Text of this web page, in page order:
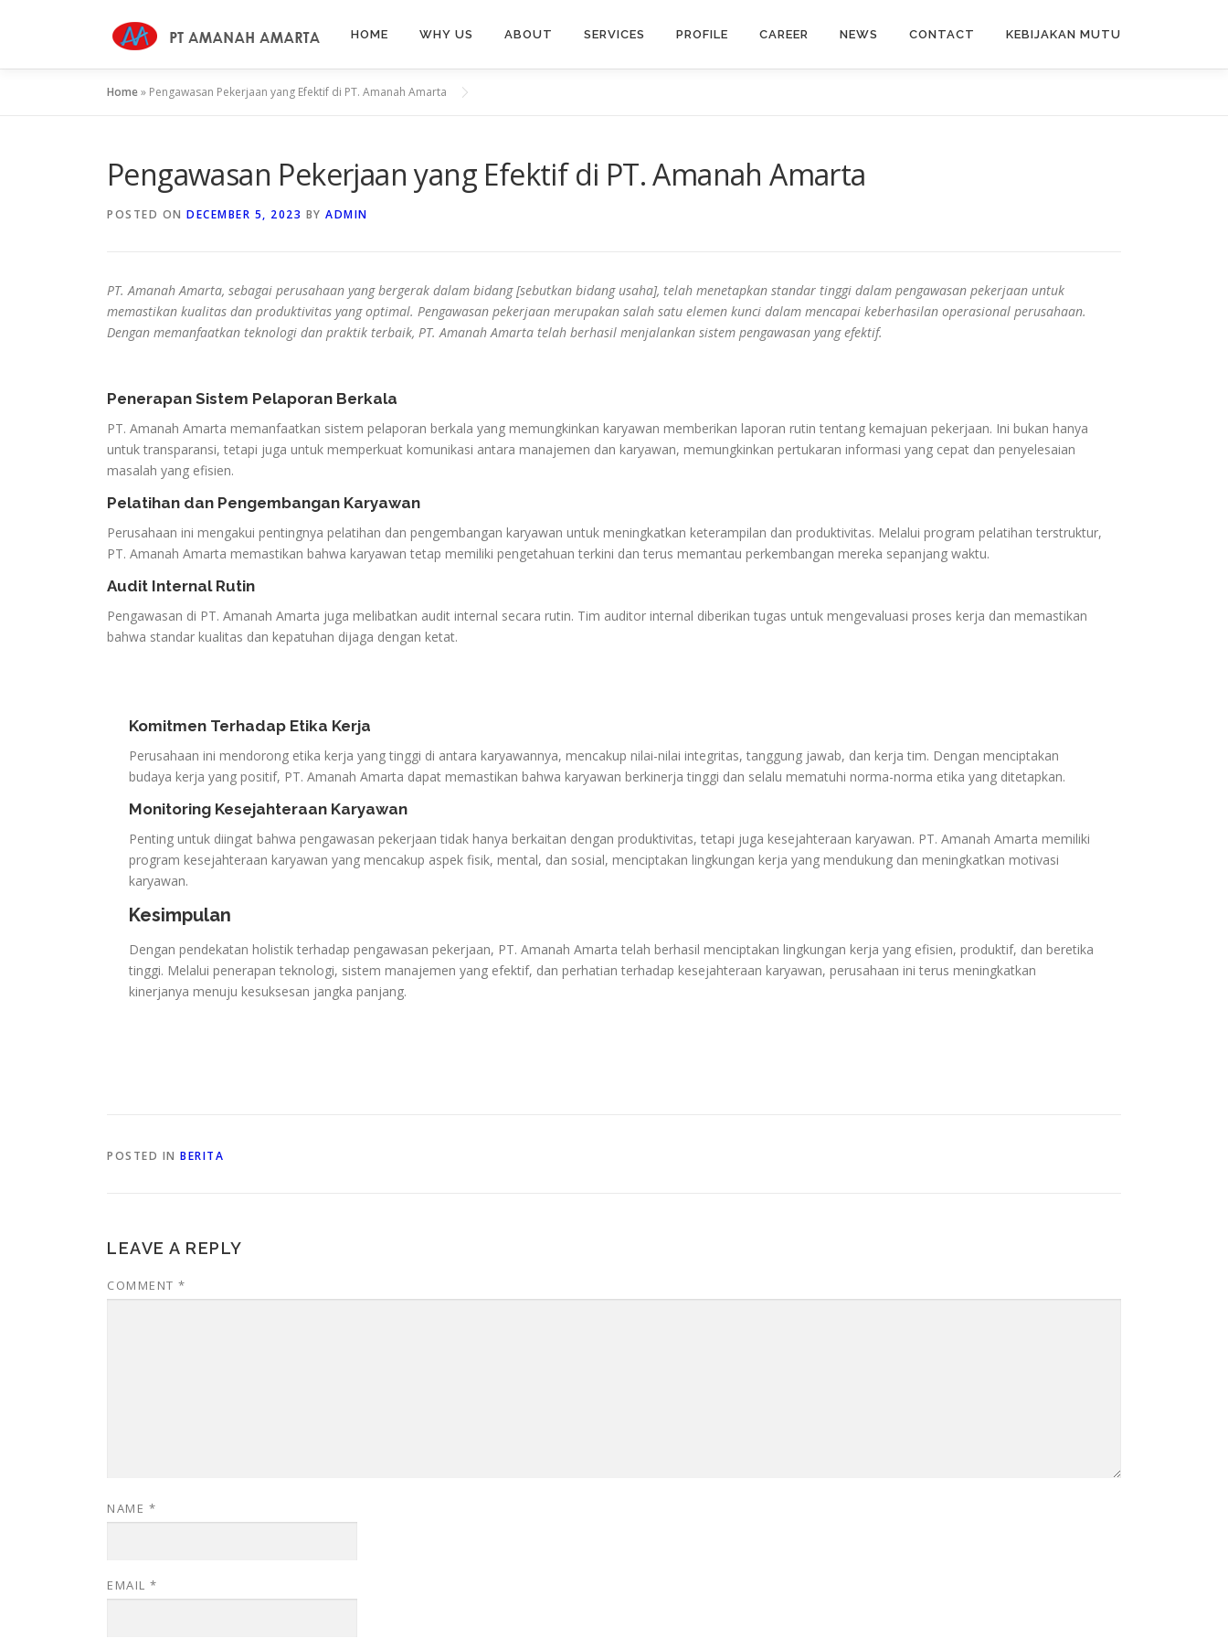
HOME WHY US ABOUT SERVICES PROFILE CAREER NEWS CONTACT KEBIJAKAN MUTU
Home» Pengawasan Pekerjaan yang Efektif di PT. Amanah Amarta
Pengawasan Pekerjaan yang Efektif di PT. Amanah Amarta
POSTED ON DECEMBER 5, 2023 BY ADMIN
PT. Amanah Amarta, sebagai perusahaan yang bergerak dalam bidang [sebutkan bidang usaha], telah menetapkan standar tinggi dalam pengawasan pekerjaan untuk
memastikan kualitas dan produktivitas yang optimal. Pengawasan pekerjaan merupakan salah satu elemen kunci dalam mencapai keberhasilan operasional perusahaan.
Dengan memanfaatkan teknologi dan praktik terbaik, PT. Amanah Amarta telah berhasil menjalankan sistem pengawasan yang efektif.
Penerapan Sistem Pelaporan Berkala
PT. Amanah Amarta memanfaatkan sistem pelaporan berkala yang memungkinkan karyawan memberikan laporan rutin tentang kemajuan pekerjaan. Ini bukan hanya
untuk transparansi, tetapi juga untuk memperkuat komunikasi antara manajemen dan karyawan, memungkinkan pertukaran informasi yang cepat dan penyelesaian
masalah yang efisien.
Pelatihan dan Pengembangan Karyawan
Perusahaan ini mengakui pentingnya pelatihan dan pengembangan karyawan untuk meningkatkan keterampilan dan produktivitas. Melalui program pelatihan terstruktur,
PT. Amanah Amarta memastikan bahwa karyawan tetap memiliki pengetahuan terkini dan terus memantau perkembangan mereka sepanjang waktu.
Audit Internal Rutin
Pengawasan di PT. Amanah Amarta juga melibatkan audit internal secara rutin. Tim auditor internal diberikan tugas untuk mengevaluasi proses kerja dan memastikan
bahwa standar kualitas dan kepatuhan dijaga dengan ketat.
Komitmen Terhadap Etika Kerja
Perusahaan ini mendorong etika kerja yang tinggi di antara karyawannya, mencakup nilai-nilai integritas, tanggung jawab, dan kerja tim. Dengan menciptakan
budaya kerja yang positif, PT. Amanah Amarta dapat memastikan bahwa karyawan berkinerja tinggi dan selalu mematuhi norma-norma etika yang ditetapkan.
Monitoring Kesejahteraan Karyawan
Penting untuk diingat bahwa pengawasan pekerjaan tidak hanya berkaitan dengan produktivitas, tetapi juga kesejahteraan karyawan. PT. Amanah Amarta memiliki
program kesejahteraan karyawan yang mencakup aspek fisik, mental, dan sosial, menciptakan lingkungan kerja yang mendukung dan meningkatkan motivasi
karyawan.
Kesimpulan
Dengan pendekatan holistik terhadap pengawasan pekerjaan, PT. Amanah Amarta telah berhasil menciptakan lingkungan kerja yang efisien, produktif, dan beretika
tinggi. Melalui penerapan teknologi, sistem manajemen yang efektif, dan perhatian terhadap kesejahteraan karyawan, perusahaan ini terus meningkatkan
kinerjanya menuju kesuksesan jangka panjang.
POSTED IN BERITA
LEAVE A REPLY
COMMENT *
NAME *
EMAIL *